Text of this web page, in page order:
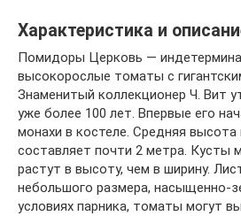
Характеристика и
Помидоры Церковь —
высокорослые томаты с
Знаменитый коллекционер Ч. Вит
уже более 100 лет. Впервые его
монахи в костеле. Средняя высота
составляет почти 2 метра. Кусты
растут в высоту, чем в ширину.
небольшого размера, насыщенно-
условиях парника, томаты могут